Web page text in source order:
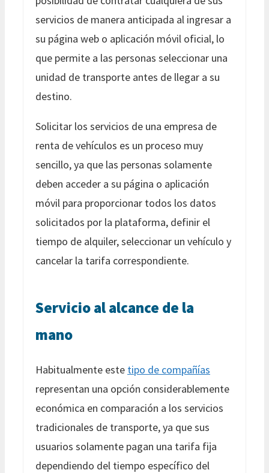
servicios de manera anticipada al ingresar a
su página web o aplicación móvil oficial, lo
que permite a las personas seleccionar una
unidad de transporte antes de llegar a su
destino.
Solicitar los servicios de una empresa de
renta de vehículos es un proceso muy
sencillo, ya que las personas solamente
deben acceder a su página o aplicación
móvil para proporcionar todos los datos
solicitados por la plataforma, definir el
tiempo de alquiler, seleccionar un vehículo y
cancelar la tarifa correspondiente.
Servicio al alcance de la
mano
Habitualmente este tipo de compañías
representan una opción considerablemente
económica en comparación a los servicios
tradicionales de transporte, ya que sus
usuarios solamente pagan una tarifa fija
dependiendo del tiempo específico del